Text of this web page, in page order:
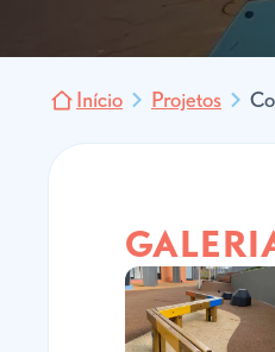
Início Projetos